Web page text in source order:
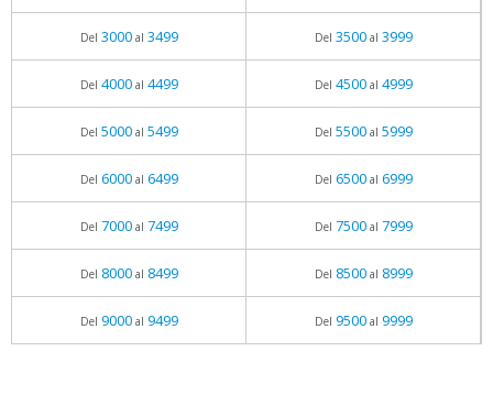
Del 3000al 3499 Del 3500al 3999
Del 4000al 4499 Del 4500al 4999
Del 5000al 5499 Del 5500al 5999
Del 6000al 6499 Del 6500al 6999
Del 7000al 7499 Del 7500al 7999
Del 8000al 8499 Del 8500al 8999
Del 9000al 9499 Del 9500al 9999